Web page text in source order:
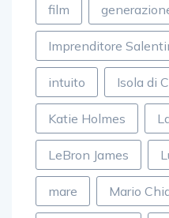
film
Imprenditore
intuito Isola di
Katie Holmes
LeBron James
mare Mario